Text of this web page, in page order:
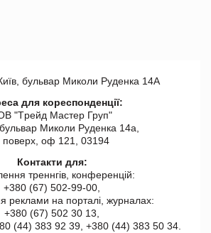
бульвар Миколи Руденка 14А
для кореспонденції:
"Tрейд Мастер Груп"
Миколи Руденка 14а,
поверх, оф 121, 03194
Контакти для:
треннгів, конференцій:
+380 (67) 502-99-00,
реклами на порталі, журналах:
+380 (67) 502 30 13,
(44) 383 92 39, +380 (44) 383 50 34.